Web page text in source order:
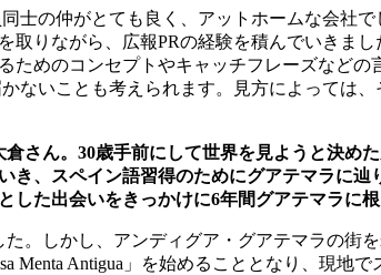
士の仲がとても良く、アットホームな会社
取りながら、広報PRの経験を積んでいきま
ためのコンセプトやキャッチフレーズなど
ないことも考えられます。見方によっては
さん。 30歳手前にして世界を見ようと決め
き、スペイン語習得のためにグアテマラに
した出会いをきっかけに6年間グアテマラに根
。しかし、アンディグア・グアテマラの街
Menta Antigua 」を始めることとなり、現地